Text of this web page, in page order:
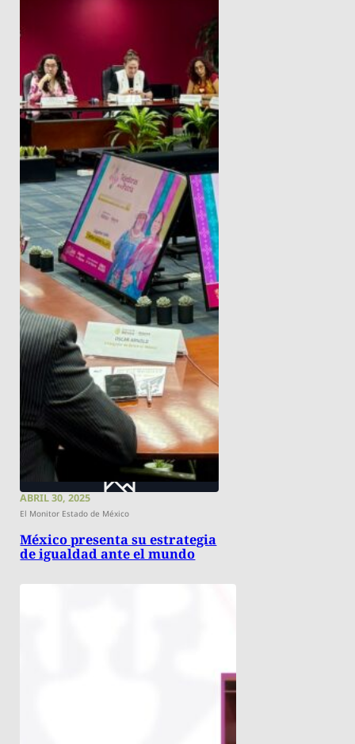
ABRIL 30, 2025
El Monitor Estado de México
México presenta su estrategia
de igualdad ante el mundo